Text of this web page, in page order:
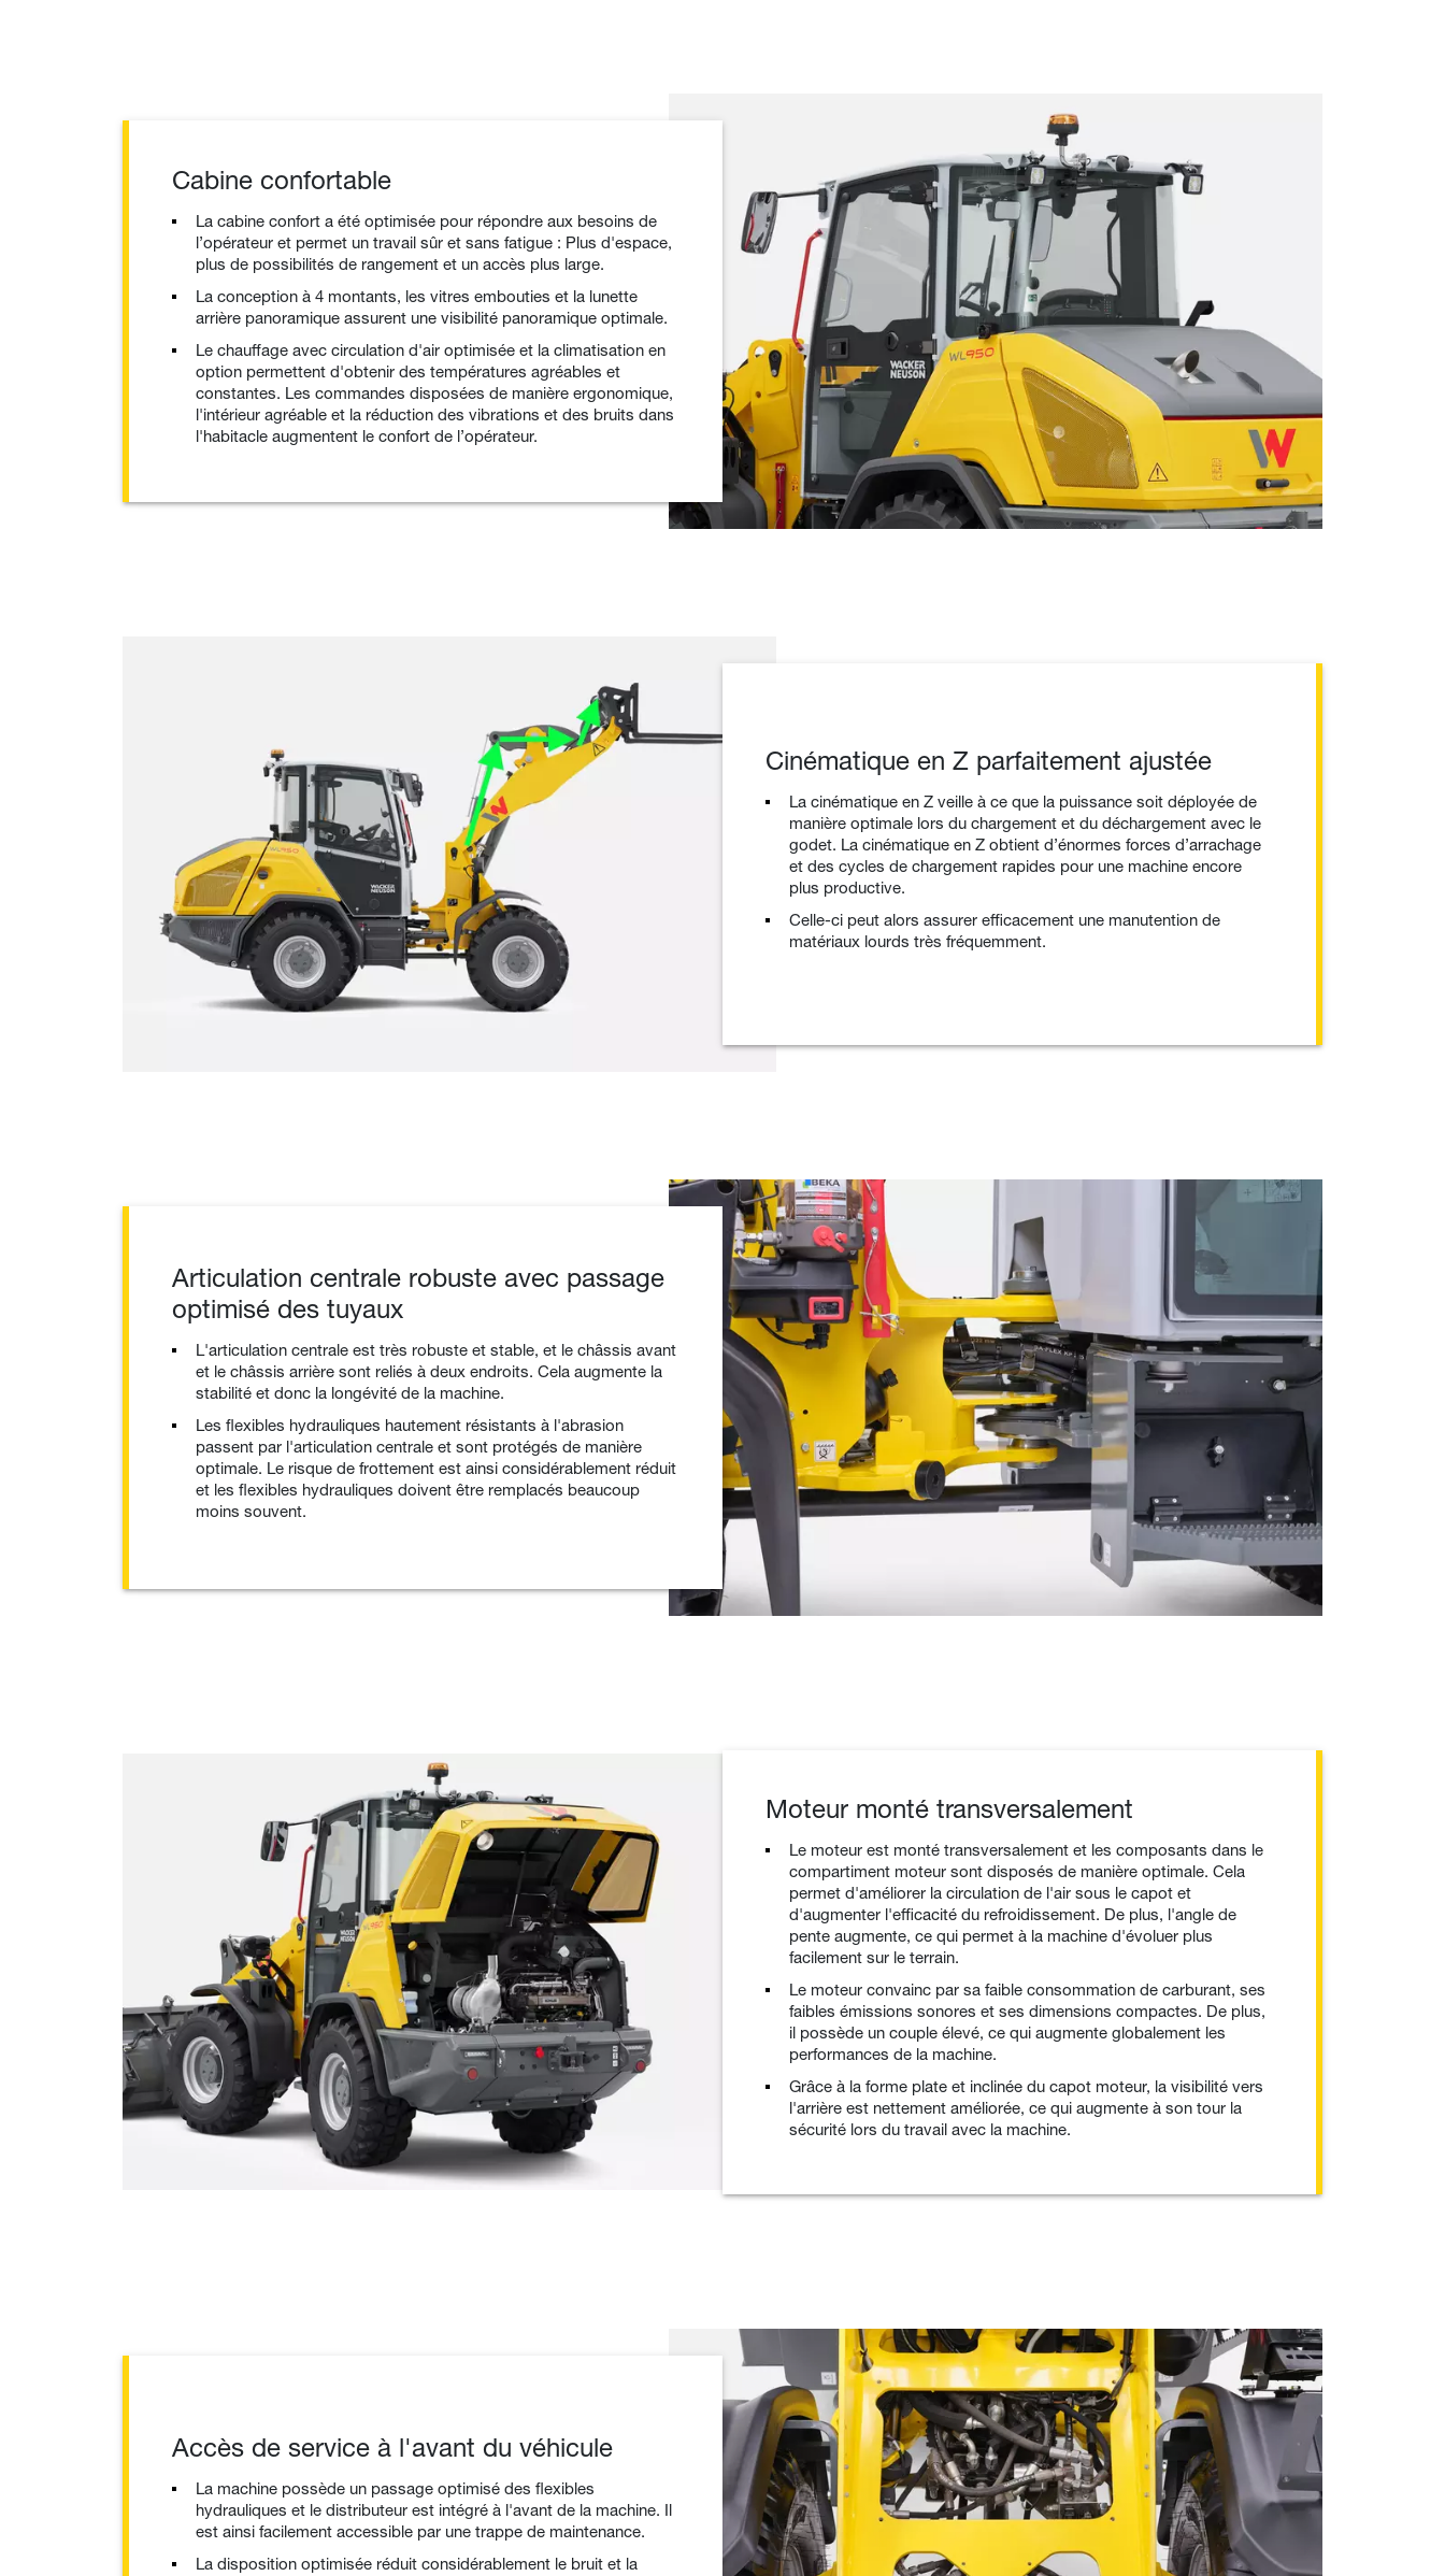
Cabine confortable
La cabine confort a été optimisée pour répondre aux besoins de
l’opérateur et permet un travail sûr et sans fatigue : Plus d'espace,
plus de possibilités de rangement et un accès plus large.
La conception à 4 montants, les vitres embouties et la lunette
arrière panoramique assurent une visibilité panoramique optimale.
Le chauffage avec circulation d'air optimisée et la climatisation en
option permettent d'obtenir des températures agréables et
constantes. Les commandes disposées de manière ergonomique,
l'intérieur agréable et la réduction des vibrations et des bruits dans
l'habitacle augmentent le confort de l’opérateur.
Cinématique en Z parfaitement ajustée
La cinématique en Z veille à ce que la puissance soit déployée de
manière optimale lors du chargement et du déchargement avec le
godet. La cinématique en Z obtient d’énormes forces d’arrachage
et des cycles de chargement rapides pour une machine encore
plus productive.
Celle-ci peut alors assurer efficacement une manutention de
matériaux lourds très fréquemment.
Articulation centrale robuste avec passage
optimisé des tuyaux
L'articulation centrale est très robuste et stable, et le châssis avant
et le châssis arrière sont reliés à deux endroits. Cela augmente la
stabilité et donc la longévité de la machine.
Les flexibles hydrauliques hautement résistants à l'abrasion
passent par l'articulation centrale et sont protégés de manière
optimale. Le risque de frottement est ainsi considérablement réduit
et les flexibles hydrauliques doivent être remplacés beaucoup
moins souvent.
Moteur monté transversalement
Le moteur est monté transversalement et les composants dans le
compartiment moteur sont disposés de manière optimale. Cela
permet d'améliorer la circulation de l'air sous le capot et
d'augmenter l'efficacité du refroidissement. De plus, l'angle de
pente augmente, ce qui permet à la machine d'évoluer plus
facilement sur le terrain.
Le moteur convainc par sa faible consommation de carburant, ses
faibles émissions sonores et ses dimensions compactes. De plus,
il possède un couple élevé, ce qui augmente globalement les
performances de la machine.
Grâce à la forme plate et inclinée du capot moteur, la visibilité vers
l'arrière est nettement améliorée, ce qui augmente à son tour la
sécurité lors du travail avec la machine.
Accès de service à l'avant du véhicule
La machine possède un passage optimisé des flexibles
hydrauliques et le distributeur est intégré à l'avant de la machine. Il
est ainsi facilement accessible par une trappe de maintenance.
La disposition optimisée réduit considérablement le bruit et la